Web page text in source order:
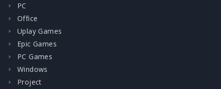
PC
Office
Uplay Games
Epic Games
PC Games
Windows
Project